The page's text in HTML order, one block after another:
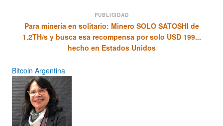
PUBLICIDAD
Para minería en solitario: Minero SOLO SATOSHI de
1.2TH/s y busca esa recompensa por solo USD 199...
hecho en Estados Unidos
Bitcoin Argentina